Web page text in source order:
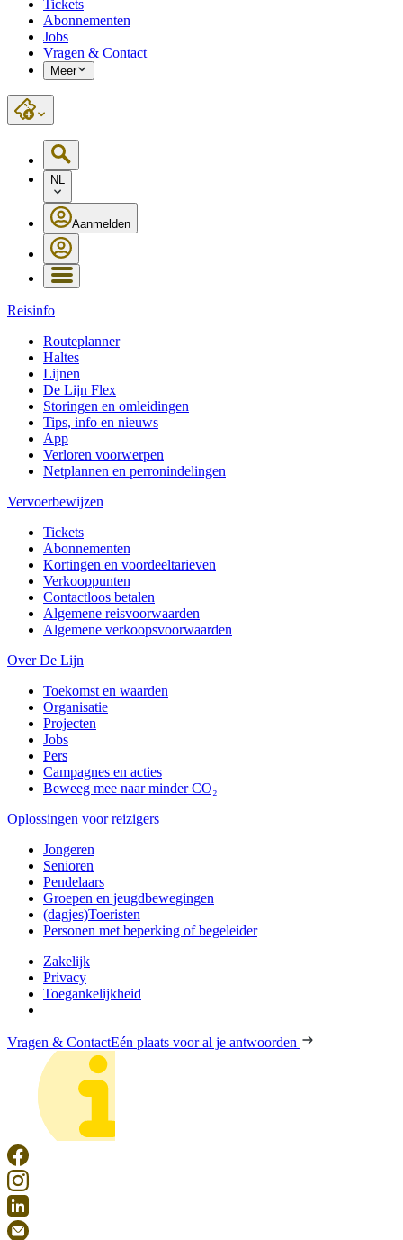
Tickets
Abonnementen
Jobs
Vragen & Contact
Meer
NL
Aanmelden
Reisinfo
Routeplanner
Haltes
Lijnen
De Lijn Flex
Storingen en omleidingen
Tips, info en nieuws
App
Verloren voorwerpen
Netplannen en perronindelingen
Vervoerbewijzen
Tickets
Abonnementen
Kortingen en voordeeltarieven
Verkooppunten
Contactloos betalen
Algemene reisvoorwaarden
Algemene verkoopsvoorwaarden
Over De Lijn
Toekomst en waarden
Organisatie
Projecten
Jobs
Pers
Campagnes en acties
Beweeg mee naar minder CO₂
Oplossingen voor reizigers
Jongeren
Senioren
Pendelaars
Groepen en jeugdbewegingen
(dagjes)Toeristen
Personen met beperking of begeleider
Zakelijk
Privacy
Toegankelijkheid
Vragen & ContactEén plaats voor al je antwoorden